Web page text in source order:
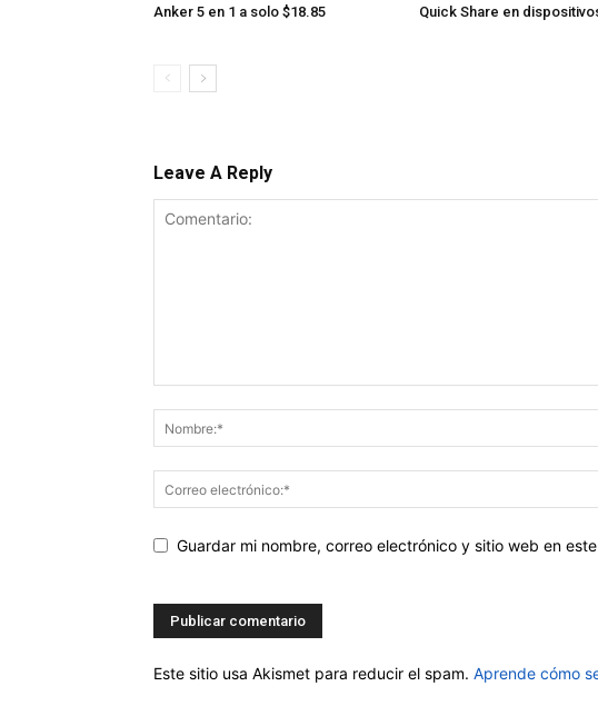
Anker 5 en 1 a solo $18.85
Quick Share en
Leave A Reply
Guardar mi nombre, correo electrónico y sitio web en
Este sitio usa Akismet para reducir el spam. Aprende cómo